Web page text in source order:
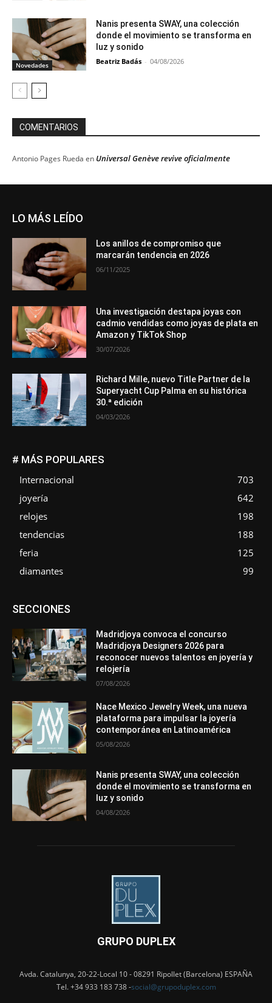
Novedades
Nanis presenta SWAY, una colección
donde el movimiento se transforma en
luz y sonido
Beatriz Badás - 04/08/2026
COMENTARIOS
Antonio Pages Rueda en Universal Genève revive oficialmente
LO MÁS LEÍDO
Los anillos de compromiso que
marcarán tendencia en 2026
06/11/2025
Una investigación destapa joyas con
cadmio vendidas como joyas de plata en
Amazon y TikTok Shop
30/07/2026
Richard Mille, nuevo Title Partner de la
Superyacht Cup Palma en su histórica
30.ª edición
04/03/2026
# MÁS POPULARES
Internacional
703
joyería
642
relojes
198
tendencias
188
feria
125
diamantes
99
SECCIONESAsociaciones
Entrevistas
Opiniones
Premios Secciones
Madridjoya convoca el concurso
Madridjoya Designers 2026 para
reconocer nuevos talentos en joyería y
relojería
07/08/2026
Nace Mexico Jewelry Week, una nueva
plataforma para impulsar la joyería
contemporánea en Latinoamérica
05/08/2026
Nanis presenta SWAY, una colección
donde el movimiento se transforma en
luz y sonido
04/08/2026
GRUPO DUPLEX
Avda. Catalunya, 20-22-Local 10 - 08291 Ripollet (Barcelona) ESPAÑA
Tel. +34 933 183 738 -social@grupoduplex.com